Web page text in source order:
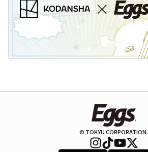
© TOKYU CORPORATION.